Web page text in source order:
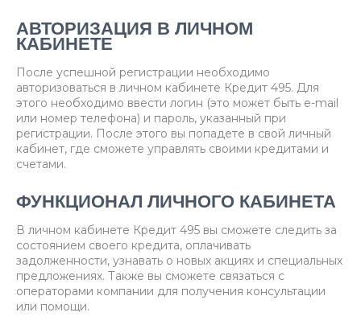
АВТОРИЗАЦИЯ В ЛИЧНОМ
КАБИНЕТЕ
После успешной регистрации необходимо
авторизоваться в личном кабинете Кредит 495. Для
этого необходимо ввести логин (это может быть e-mail
или номер телефона) и пароль, указанный при
регистрации. После этого вы попадете в свой личный
кабинет, где сможете управлять своими кредитами и
счетами.
ФУНКЦИОНАЛ ЛИЧНОГО КАБИНЕТА
В личном кабинете Кредит 495 вы сможете следить за
состоянием своего кредита, оплачивать
задолженности, узнавать о новых акциях и специальных
предложениях. Также вы сможете связаться с
операторами компании для получения консультации
или помощи.